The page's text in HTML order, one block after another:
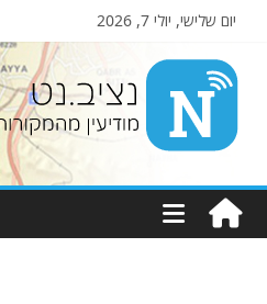
יום שלישי, יולי 7, 2026
Nziv.net
מודיעין
מהמקורות